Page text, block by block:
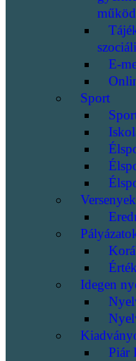
E-
Sport
Versenyek
Idegen
Piár